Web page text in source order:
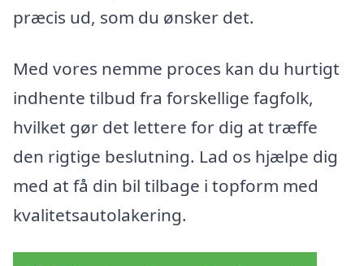
præcis ud, som du ønsker det.
Med vores nemme proces kan du hurtigt
indhente tilbud fra forskellige fagfolk,
hvilket gør det lettere for dig at træffe
den rigtige beslutning. Lad os hjælpe dig
med at få din bil tilbage i topform med
kvalitetsautolakering.